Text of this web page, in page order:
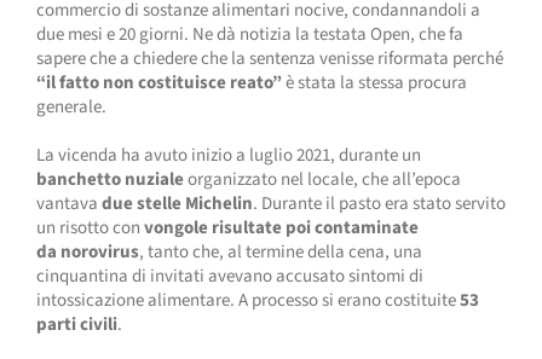
commercio di sostanze alimentari nocive, condannandoli a
due mesi e 20 giorni. Ne dà notizia la testata Open, che fa
sapere che a chiedere che la sentenza venisse riformata perché
“il fatto non costituisce reato”è stata la stessa procura
generale.
La vicenda ha avuto inizio a luglio 2021, durante un
banchetto nuzialeorganizzato nel locale, che all’epoca
vantavadue stelle Michelin. Durante il pasto era stato servito
un risotto convongole risultate poi contaminate
da norovirus, tanto che, al termine della cena, una
cinquantina di invitati avevano accusato sintomi di
intossicazione alimentare. A processo si erano costituite53
parti civili.